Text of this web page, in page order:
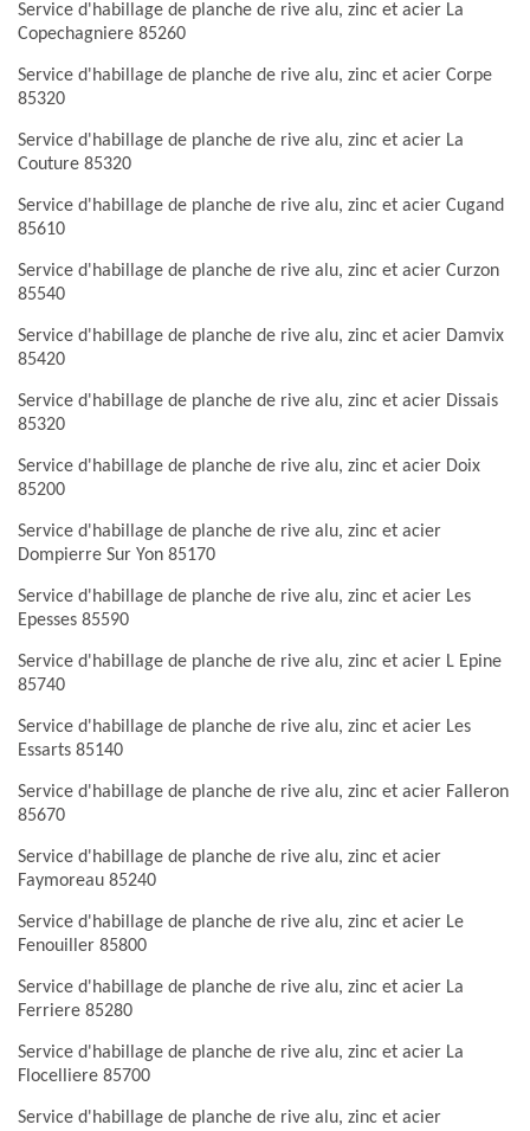
Service d'habillage de planche de rive alu, zinc et acier La
Copechagniere 85260
Service d'habillage de planche de rive alu, zinc et acier Corpe
85320
Service d'habillage de planche de rive alu, zinc et acier La
Couture 85320
Service d'habillage de planche de rive alu, zinc et acier Cugand
85610
Service d'habillage de planche de rive alu, zinc et acier Curzon
85540
Service d'habillage de planche de rive alu, zinc et acier Damvix
85420
Service d'habillage de planche de rive alu, zinc et acier Dissais
85320
Service d'habillage de planche de rive alu, zinc et acier Doix
85200
Service d'habillage de planche de rive alu, zinc et acier
Dompierre Sur Yon 85170
Service d'habillage de planche de rive alu, zinc et acier Les
Epesses 85590
Service d'habillage de planche de rive alu, zinc et acier L Epine
85740
Service d'habillage de planche de rive alu, zinc et acier Les
Essarts 85140
Service d'habillage de planche de rive alu, zinc et acier Falleron
85670
Service d'habillage de planche de rive alu, zinc et acier
Faymoreau 85240
Service d'habillage de planche de rive alu, zinc et acier Le
Fenouiller 85800
Service d'habillage de planche de rive alu, zinc et acier La
Ferriere 85280
Service d'habillage de planche de rive alu, zinc et acier La
Flocelliere 85700
Service d'habillage de planche de rive alu, zinc et acier